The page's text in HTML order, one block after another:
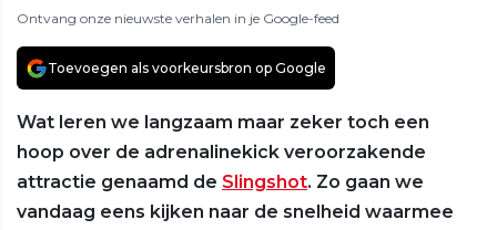
Ontvang onze nieuwste verhalen in je Google-feed
Toevoegen als voorkeursbron op Google
Wat leren we langzaam maar zeker toch een
hoop over de adrenalinekick veroorzakende
attractie genaamd de Slingshot. Zo gaan we
vandaag eens kijken naar de snelheid waarmee